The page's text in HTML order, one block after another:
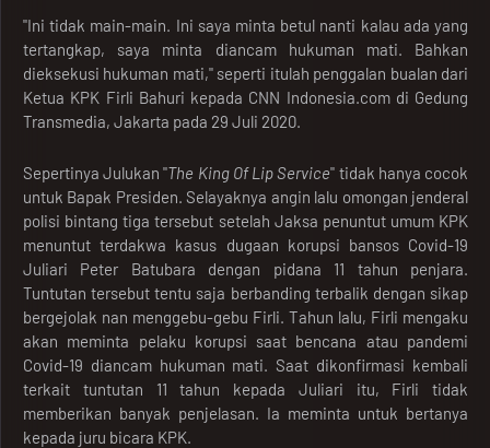
"Ini tidak main-main. Ini saya minta betul nanti kalau ada yang
tertangkap, saya minta diancam hukuman mati. Bahkan
dieksekusi hukuman mati," seperti itulah penggalan bualan dari
Ketua KPK Firli Bahuri kepada CNN Indonesia.com di Gedung
Transmedia, Jakarta pada 29 Juli 2020.
Sepertinya Julukan "The King Of Lip Service" tidak hanya cocok
untuk Bapak Presiden. Selayaknya angin lalu omongan jenderal
polisi bintang tiga tersebut setelah Jaksa penuntut umum KPK
menuntut terdakwa kasus dugaan korupsi bansos Covid-19
Juliari Peter Batubara dengan pidana 11 tahun penjara.
Tuntutan tersebut tentu saja berbanding terbalik dengan sikap
bergejolak nan menggebu-gebu Firli. Tahun lalu, Firli mengaku
akan meminta pelaku korupsi saat bencana atau pandemi
Covid-19 diancam hukuman mati. Saat dikonfirmasi kembali
terkait tuntutan 11 tahun kepada Juliari itu, Firli tidak
memberikan banyak penjelasan. Ia meminta untuk bertanya
kepada juru bicara KPK.